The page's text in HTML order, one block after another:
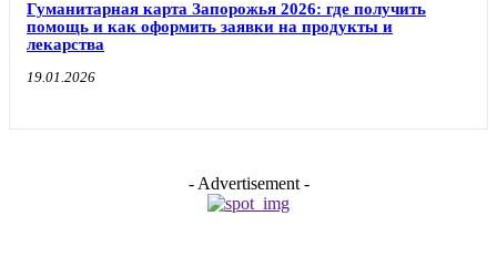
Гуманитарная карта Запорожья 2026: где получить
помощь и как оформить заявки на продукты и
лекарства
19.01.2026
- Advertisement -